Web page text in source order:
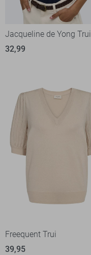
Jacqueline de Yong Trui
32,99
Freequent Trui
39,95